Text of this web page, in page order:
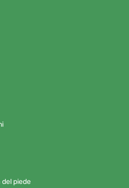
del piede